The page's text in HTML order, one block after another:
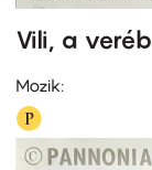
Vili, a veréb
Mozik: